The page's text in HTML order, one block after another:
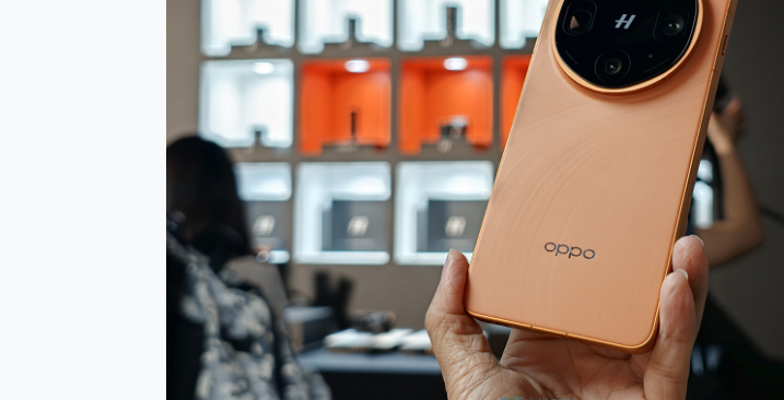
美到讓人超想擁有 moto pad 60 系列 與 Moto | Swarovski razr
好用的 EaseUS Partition Master 讓您輕鬆的移除與格式化有防寫
一鍵修復模糊影片、舊照的 AI 好幫手! VideoProc Converter AI
小朋友才做選擇 投影機 RGB藍牙音響 氛圍情境燈 我通通都要
式生活新體驗
外型超吸晴~ 給您絕佳操控體驗 GravaStar Mercury K1 系列 異
開箱~變身「蜘蛛人」椅子軍師！MSI MPG 491CQP QD-OLED
iPhone 17 系列 有認證的防護來囉！ imos 首家導入 UL MCV 行
DJI Osmo Pocket 3 爽爽帶回家 歡慶 EaseUS 21 週年到來，「
小巧好吸不擋鏡頭 有Qi2認證的 ONPRO MagReact MXs2
會走動的冷暖氣 SONY REON POCKET PRO 穿戴式智慧冷暖調溫
寶可夢飛人外掛iToolab AnyGo全新升級，GO Fest 五折優惠嗨翻
百倍變焦實測~ vivo X200 Pro 與 S25 Ultra 誰能滿足全場景拍攝需
超好用的 PLAUD NotePin AI 智慧錄音膠囊~ 您的AI 秘書已上線
COMPUTEX 2025 來囉！AGI亞奇雷 AI・Gaming・創作儲存方
自帶線的 有線無線都能充 ONPRO MagReact M5 10000mAh 5合